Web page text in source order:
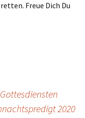
Freue Dich Du
2020